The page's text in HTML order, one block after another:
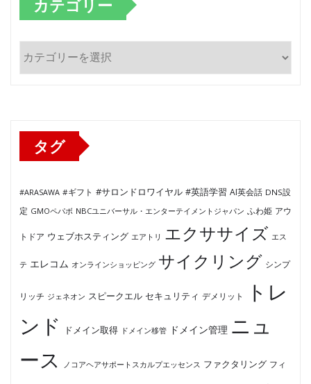
カテゴリー
カ
タグ
#ARASAWA #ギフト #サロンドロワイヤル #英語学習 AI英会話 DNS設
定 GMOペパボ NBCユニバーサル・エンターテイメントジャパン ふわ姫 アウ
トドア ウェブホスティング エアトリ エクササイズ エス
テ エレコム オンラインショッピング サイクリング シンプ
リッチ ジェネオン スピークエル セキュリティ デメリット
トレ
ンド
ドメイン取得 ドメイン移管 ドメイン管理 ニュ
ース
ノコアヘアサポートスカルプエッセンス ファクタリング フィ